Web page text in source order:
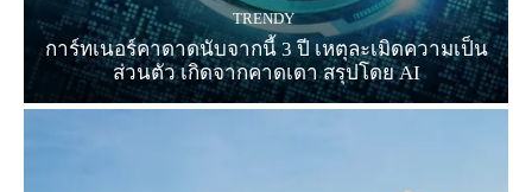
TRENDY
การ์ทเนอร์คาดาดนับจากนี้ 3 ปี เหตุละเมิดความเป็น
ส่วนตัว เกิดจากคาดเดา สรุปโดย AI